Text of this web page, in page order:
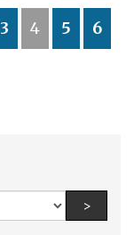
3 4 5 6
All
authors:
>Find